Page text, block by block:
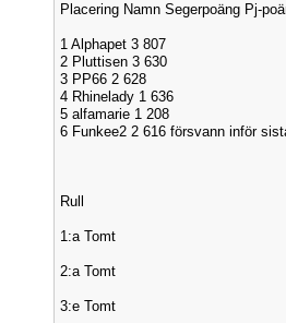
Placering Namn Segerpoäng Pj-
1 Alphapet 3 807
2 Pluttisen 3 630
3 PP66 2 628
4 Rhinelady 1 636
5 alfamarie 1 208
6 Funkee2 2 616 försvann inför
Rull
1:a Tomt
2:a Tomt
3:e Tomt